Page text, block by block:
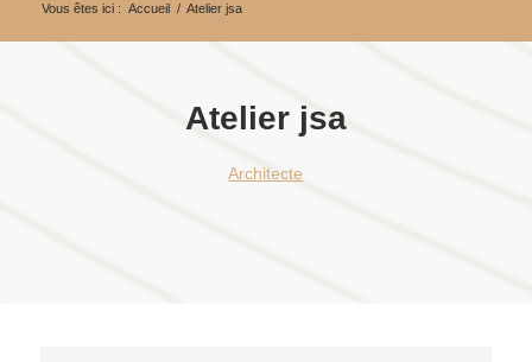
Vous êtes ici : Accueil / Atelier jsa
Atelier jsa
Architecte